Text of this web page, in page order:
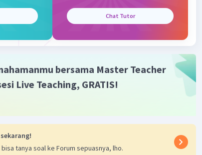
tersebut adalah 154cm² yaa
Level 92
Chat Tutor
bersama Master Teacher
Live Teaching, GRATIS!
tanya soal ke Forum sepuasnya, lho.